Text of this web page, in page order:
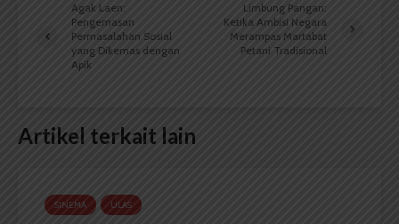
Agak Laen:
Pengemasan
Permasalahan Sosial
yang Dikemas dengan
Apik
Limbung Pangan:
Ketika Ambisi Negara
Merampas Martabat
Petani Tradisional
Artikel terkait lain
SINEMA ULAS